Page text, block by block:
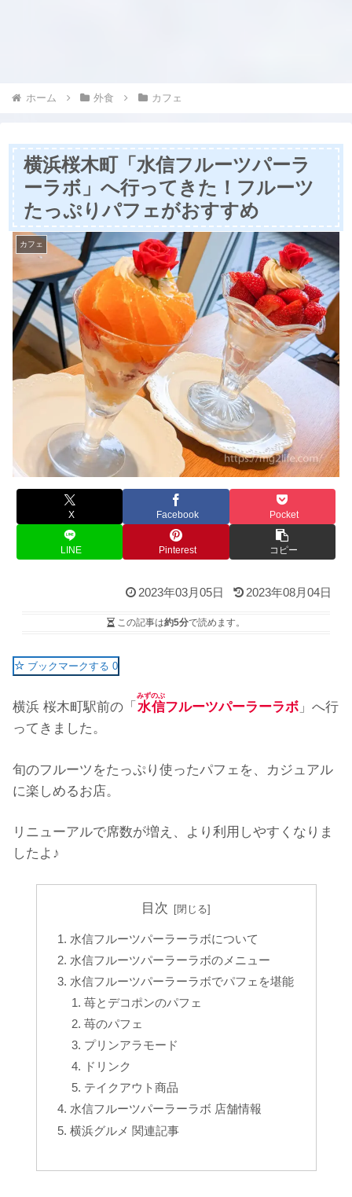
ホーム 外食 カフェ
横浜桜木町「水信フルーツパーラ
ーラボ」へ行ってきた！フルーツ
たっぷりパフェがおすすめ
カフェ
X Facebook Pocket
LINE Pinterest コピー
2023年03月05日 2023年08月04日
この記事は約5分で読めます。
ブックマークする 0
横浜 桜木町駅前の「 水信
みずのぶ
フルーツパーラーラボ 」へ行
ってきました。
旬のフルーツをたっぷり使ったパフェを、カジュアル
に楽しめるお店。
リニューアルで席数が増え、より利用しやすくなりま
したよ♪
目次
水信フルーツパーラーラボについて
水信フルーツパーラーラボのメニュー
水信フルーツパーラーラボでパフェを堪能
苺とデコポンのパフェ
苺のパフェ
プリンアラモード
ドリンク
テイクアウト商品
水信フルーツパーラーラボ 店舗情報
横浜グルメ 関連記事